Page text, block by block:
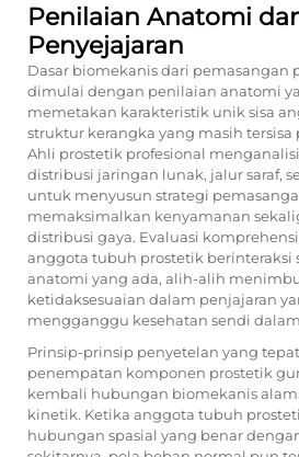
Penilaian Anatomi
Penyejajaran
Dasar biomekanis dari pemasangan
dimulai dengan penilaian anatomi
memetakan karakteristik unik sisa
struktur kerangka yang masih
Ahli prostetik profesional
distribusi jaringan lunak, jalur saraf,
untuk menyusun strategi
memaksimalkan kenyamanan
distribusi gaya. Evaluasi
anggota tubuh prostetik berinteraksi
anatomi yang ada, alih-alih
ketidaksesuaian dalam penjajaran
mengganggu kesehatan sendi
Prinsip-prinsip penyetelan yang
penempatan komponen prostetik
kembali hubungan biomekanis
kinetik. Ketika anggota tubuh
hubungan spasial yang benar